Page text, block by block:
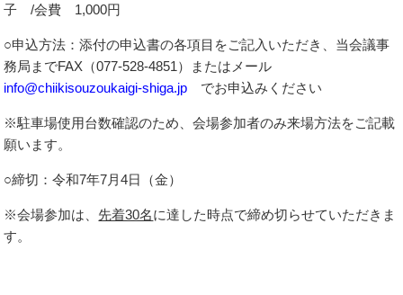
子 /会費 1,000円
○申込方法：添付の申込書の各項目をご記入いただき、当会議事
務局までFAX（077-528-4851）またはメール
info@chiikisouzoukaigi-shiga.jp でお申込みください
※駐車場使用台数確認のため、会場参加者のみ来場方法をご記載
願います。
○締切：令和7年7月4日（金）
※会場参加は、 先着30名に達した時点で締め切らせていただきま
す。